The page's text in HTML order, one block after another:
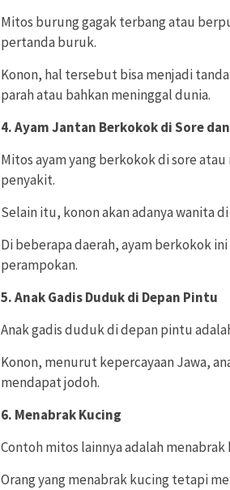
Mitos burung gagak terbang atau
pertanda buruk.
Konon, hal tersebut bisa menjadi
parah atau bahkan meninggal dunia.
4. Ayam Jantan Berkokok di Sore
Mitos ayam yang berkokok di sore
penyakit.
Selain itu, konon akan adanya wanita
Di beberapa daerah, ayam berkokok
perampokan.
5. Anak Gadis Duduk di Depan Pintu
Anak gadis duduk di depan pintu
Konon, menurut kepercayaan Jawa,
mendapat jodoh.
6. Menabrak Kucing
Contoh mitos lainnya adalah menabrak
Orang yang menabrak kucing tetapi